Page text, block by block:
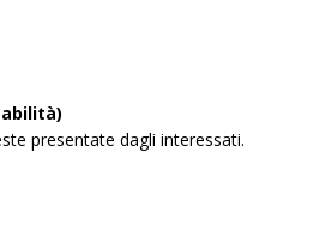
presentate dagli interessati.